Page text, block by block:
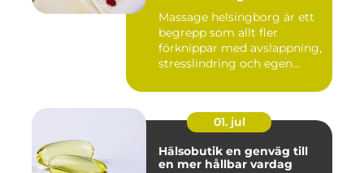
Massage helsingborg är ett
begrepp som allt fler
förknippar med avslappning,
stresslindring och egen...
01. jul
Hälsobutik en genväg till
en mer hållbar vardag